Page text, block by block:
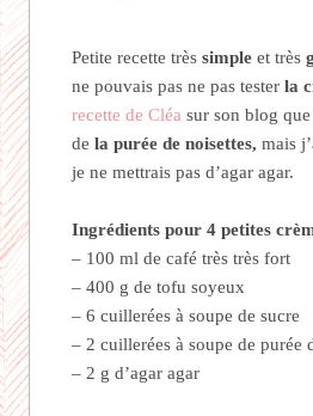
Petite recette trèssimple et très
ne pouvais pas ne pas testerla
recette de Cléa sur son blog
de la purée de noisettes, mais
je ne mettrais pas d’agar agar.
Ingrédients pour 4 petites
– 100 ml de café très très fort
– 400 g de tofu soyeux
– 6 cuillerées à soupe de sucre
– 2 cuillerées à soupe de purée
– 2 g d’agar agar